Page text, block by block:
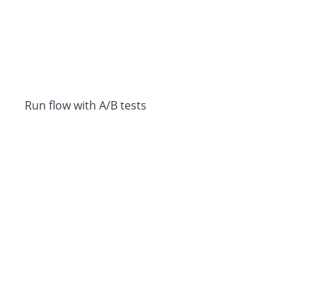
Run flow with A/B tests